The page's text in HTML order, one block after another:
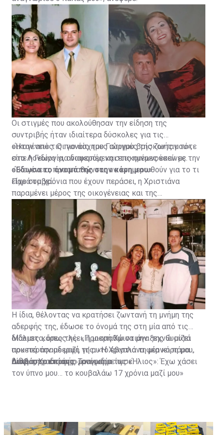
Οι στιγμές που ακολούθησαν την είδηση της
συντριβής ήταν ιδιαίτερα δύσκολες για τις
οικογένειες. Οι γονείς του Γιώργου βρίσκονταν τότε
στο Λονδίνο για διακοπές και επικοινωνούσαν με την
οικογένεια, προσπαθώντας να ενημερωθούν για το τι
είχε συμβεί.
«Ήταν από τις πιο άσχημες στιγμές της ζωής μου»,
είπε η Γεωργία, αναφερόμενη στις ημέρες εκείνες.
«Έδωσα το όνομά της στην κόρη μου»
Παρά τα χρόνια που έχουν περάσει, η Χριστιάνα
παραμένει μέρος της οικογένειας και της
καθημερινότητας της Γεωργίας.
Η ίδια, θέλοντας να κρατήσει ζωντανή τη μνήμη της
αδερφής της, έδωσε το όνομά της στη μία από τις
δίδυμες κόρες της. «Προσπαθώ να μην ξεχνώ αυτά
που περάσαμε μαζί, γι’ αυτό έβγαλα τη μία κόρη μου,
δίδυμη, Χριστιάνα», ανέφερε.
Μάλιστα, όπως λέει, η μικρή Χριστιάνα της θυμίζει
αρκετά την αδερφή της. «Η Χριστιάνα φέρνει πάρα
πολύ της αδερφής μου», σημείωσε.
Διαβάστε επίσης: Τραγωδία της «Ήλιος»: Έχω χάσει
τον ύπνο μου… το κουβαλάω 17 χρόνια μαζί μου»